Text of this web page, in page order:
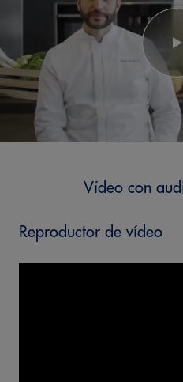
Vídeo con
Reproductor de vídeo